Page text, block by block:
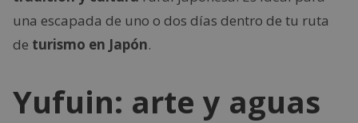
una escapada de uno o dos días dentro de tu ruta
de turismo en Japón.
Yufuin: arte y aguas